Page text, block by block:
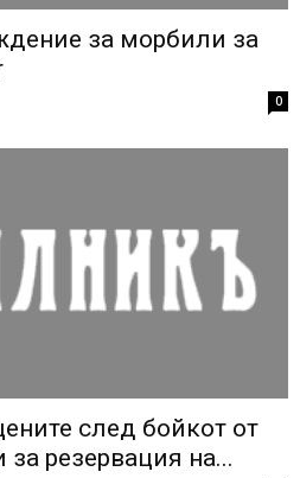
за морбили за
0
след бойкот от
резервация на...